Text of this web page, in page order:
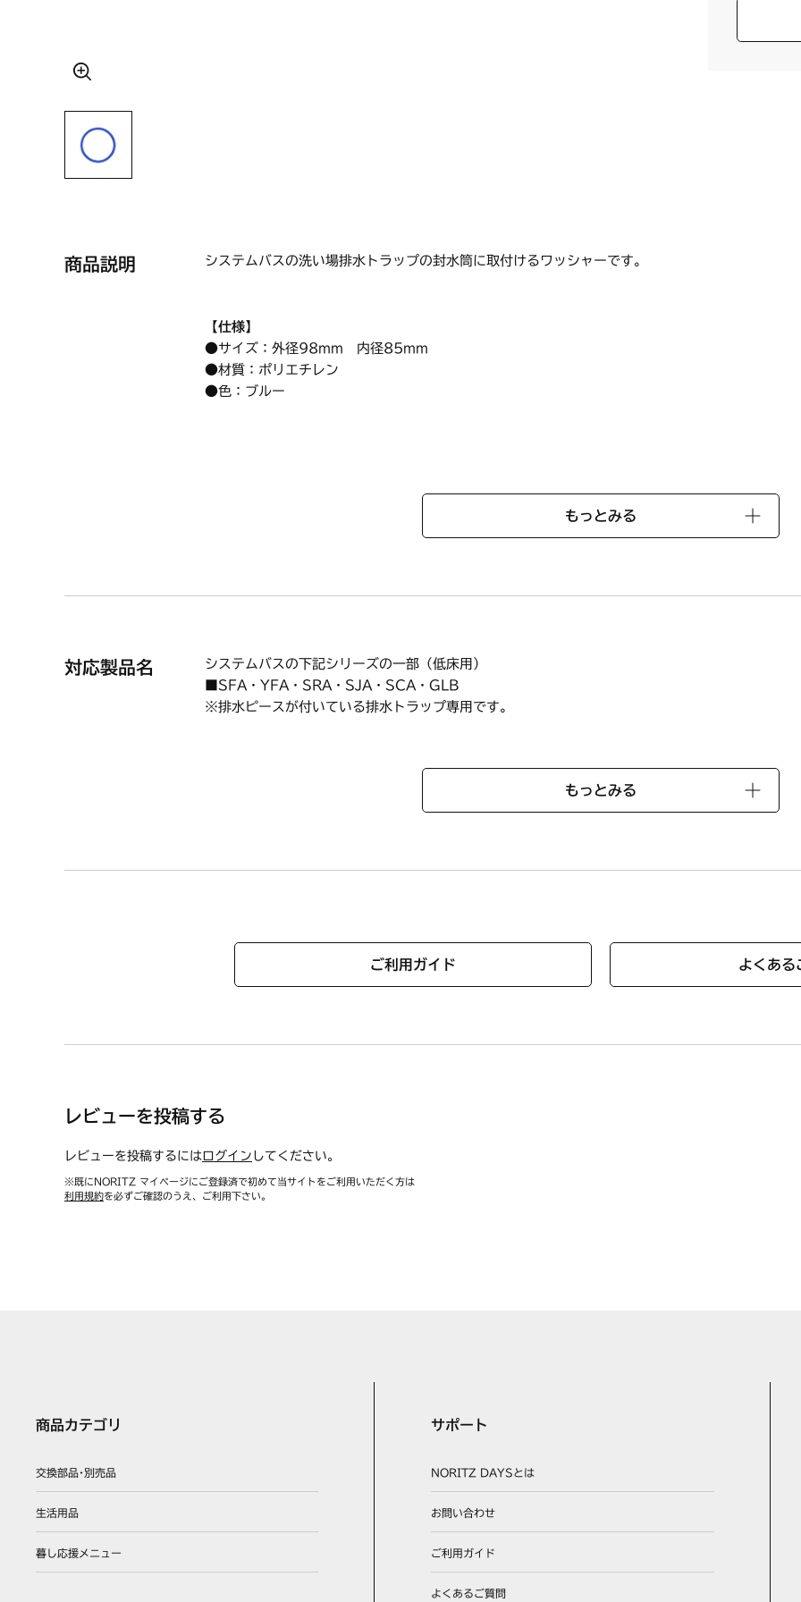
商品説明 システムバスの洗い場排水トラップの封水筒に取付けるワッシャーです。
【仕様】
●サイズ：外径98mm 内径85mm
●材質：ポリエチレン
●色：ブルー
■SFA・YFA・SRA・SJA・SCA・GLB
もっとみる
対応製品名
システムバスの下記シリーズの一部（低床用）
■SFA・YFA・SRA・SJA・SCA・GLB
※排水ピースが付いている排水トラップ専用です。
もっとみる
ご利用ガイド よくある
レビューを投稿する
レビューを投稿するには ログイン してください。
※既にNORITZ マイページにご登録済で初めて当サイトをご利用いただく方は
利用規約を必ずご確認のうえ、ご利用下さい。
商品カテゴリ
交換部品･別売品
生活用品
暮し応援メニュー
サポート
NORITZ DAYSとは
お問い合わせ
ご利用ガイド
よくあるご質問